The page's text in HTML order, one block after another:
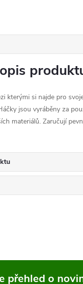
kterými si najde pro
jsou vyráběny za
materiálů. Zaručují
přehled o